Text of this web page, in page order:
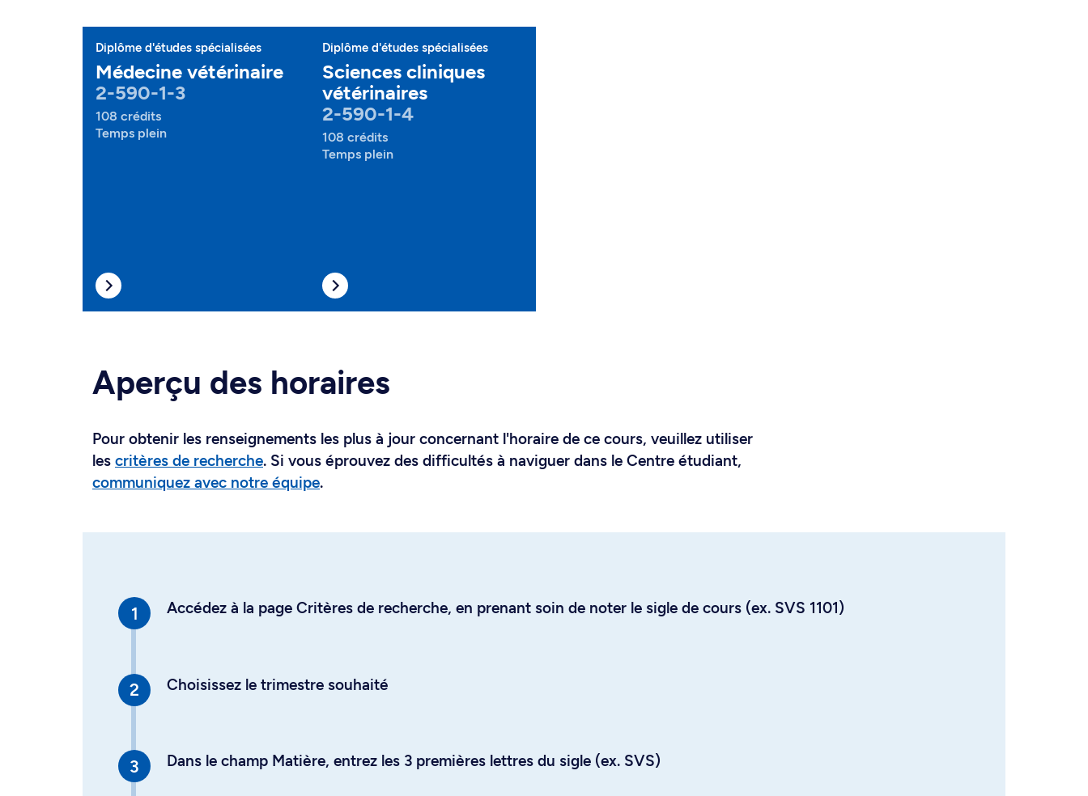
Diplôme d'études spécialisées
Médecine vétérinaire
2-590-1-3
108 crédits
Temps plein
Diplôme d'études spécialisées
Sciences cliniques
vétérinaires
2-590-1-4
108 crédits
Temps plein
Aperçu des horaires
Pour obtenir les renseignements les plus à jour concernant l'horaire de ce cours, veuillez utiliser
les critères de recherche. Si vous éprouvez des difficultés à naviguer dans le Centre étudiant,
communiquez avec notre équipe.
Accédez à la page Critères de recherche, en prenant soin de noter le sigle de cours (ex. SVS 1101)
Choisissez le trimestre souhaité
Dans le champ Matière, entrez les 3 premières lettres du sigle (ex. SVS)